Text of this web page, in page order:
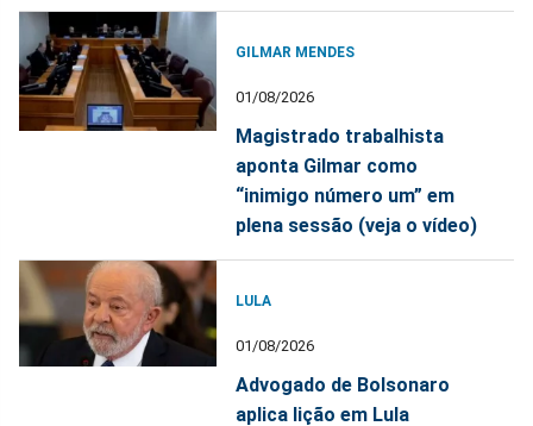
GILMAR MENDES
01/08/2026
Magistrado trabalhista
aponta Gilmar como
“inimigo número um” em
plena sessão (veja o vídeo)
LULA
01/08/2026
Advogado de Bolsonaro
aplica lição em Lula